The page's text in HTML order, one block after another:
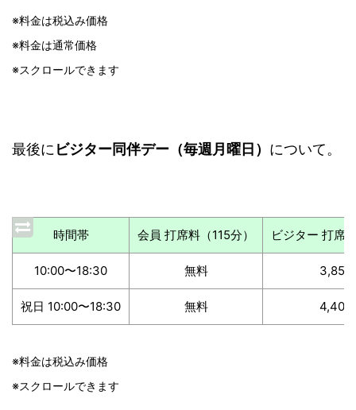
※料金は税込み価格
※料金は通常価格
※スクロールできます
最後に ビジター同伴デー（毎週月曜日） について。
時間帯 会員 打席料（115分） ビジター 打席
10:00〜18:30 無料 3,850
祝日 10:00〜18:30 無料 4,400
※料金は税込み価格
※スクロールできます